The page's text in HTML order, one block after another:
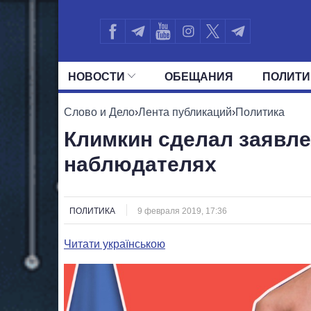
НОВОСТИ ОБЕЩАНИЯ
ВСЕ ПОЛИТИКИ ПРЕЗИДЕНТ И
Слово и Дело›Лента публикаций›Политика
Климкин сделал
наблюдателях
ПОЛИТИКА 9 февраля 2019, 17:36
Читати українською